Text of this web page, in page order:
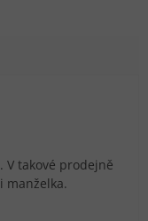
hvězdiček.
takové prodejně
manželka.